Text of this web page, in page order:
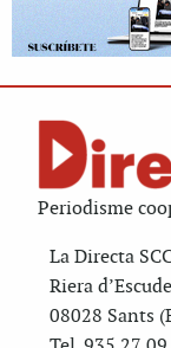
Periodisme
La Directa
Riera
08028 Sants